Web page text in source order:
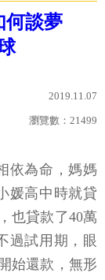
何談夢
2019.11.07
瀏覽數： 21499
依為命，媽媽
媛高中時就貸
也貸款了40萬
過試用期，眼
始還款，無形